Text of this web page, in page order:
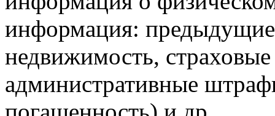
информация:
недвижимость,
административные